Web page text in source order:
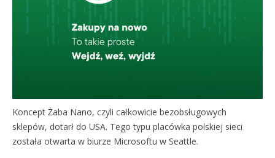
Koncept Żaba Nano, czyli całkowicie bezobsługowych
sklepów, dotarł do USA. Tego typu placówka polskiej sieci
została otwarta w biurze Microsoftu w Seattle.